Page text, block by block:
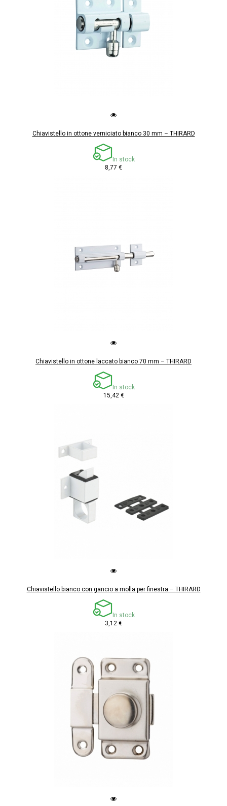
Chiavistello in ottone verniciato bianco 30 mm – THIRARD
In stock
8,77 €
Chiavistello in ottone laccato bianco 70 mm – THIRARD
In stock
15,42 €
Chiavistello bianco con gancio a molla per finestra – THIRARD
In stock
3,12 €